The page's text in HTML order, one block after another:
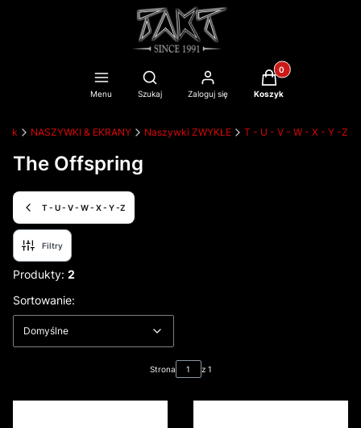
Menu
Otwórz wyszukiwarkę
Szukaj Zaloguj się
Produkty w
Koszyk
NASZYWKI & EKRANY Naszywki ZWYKŁE T - U - V - W - X - Y -Z
The Offspring
T - U - V - W - X - Y -Z
Filtry
Produkty: 2
Lista produktów
Sortowanie:
Domyślne
Strona z 1